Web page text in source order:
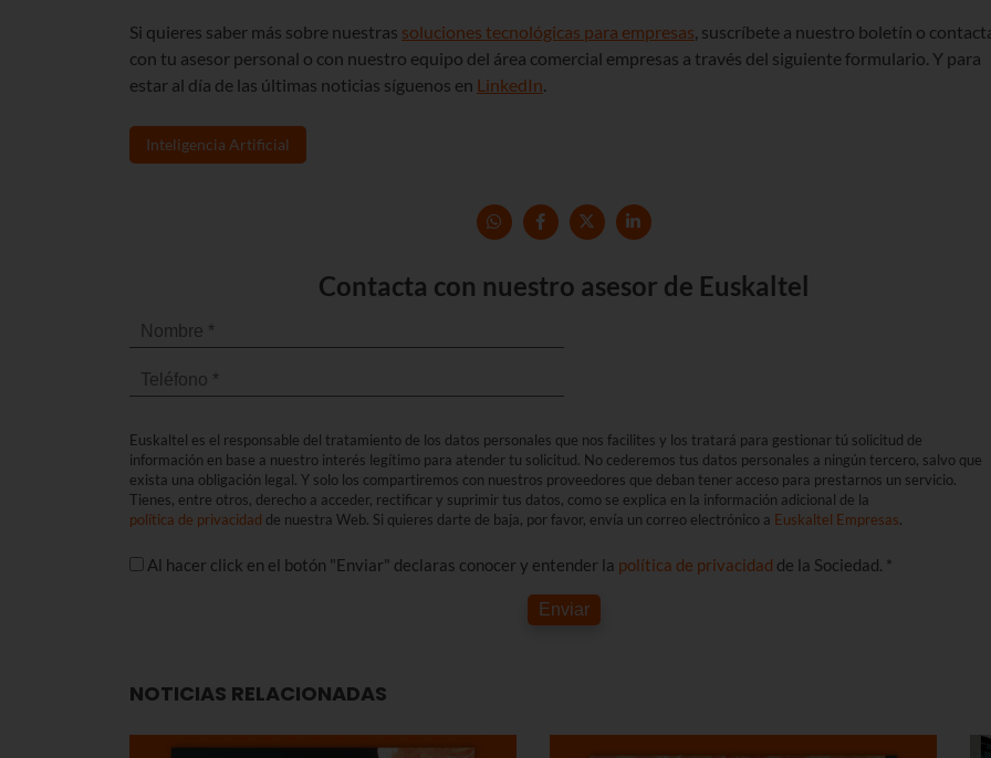
Si quieres saber más sobre nuestras soluciones tecnológicas para empresas, suscríbete a nuestro boletín o
con tu asesor personal o con nuestro equipo del área comercial empresas a través del siguiente formulario. Y para
estar al día de las últimas noticias síguenos en LinkedIn.
Inteligencia Artificial
Contacta con nuestro asesor de Euskaltel
Euskaltel es el responsable del tratamiento de los datos personales que nos facilites y los tratará para gestionar tú solicitud de
información en base a nuestro interés legítimo para atender tu solicitud. No cederemos tus datos personales a ningún tercero, salvo que
exista una obligación legal. Y solo los compartiremos con nuestros proveedores que deban tener acceso para prestarnos un servicio.
Tienes, entre otros, derecho a acceder, rectificar y suprimir tus datos, como se explica en la información adicional de la
política de privacidad de nuestra Web. Si quieres darte de baja, por favor, envía un correo electrónico a Euskaltel Empresas.
Al hacer click en el botón "Enviar" declaras conocer y entender la política de privacidad de la Sociedad. *
Enviar
NOTICIAS RELACIONADAS